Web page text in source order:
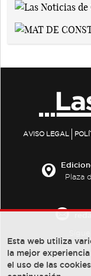
AVISO LEGAL
Plaza
Esta web utiliza
la mejor
el uso de las